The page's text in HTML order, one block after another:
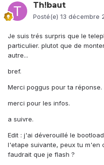
Th!baut
Posté(e) 13 décembre
Je suis trés surpris que le
particulier. plutot que de
autre...
bref.
Merci poggus pour ta réponse.
merci pour les infos.
a suivre.
Edit : j'ai déverouillé le
l'etape suivante, peux tu m'en
faudrait que je flash ?